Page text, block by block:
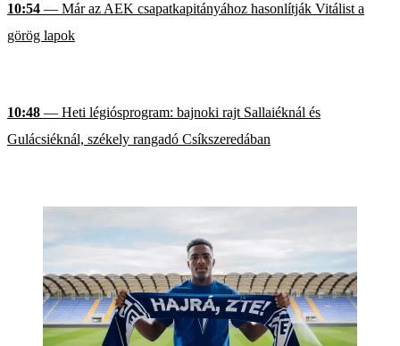
10:54 — Már az AEK csapatkapitányához hasonlítják Vitálist a
görög lapok
10:48 — Heti légiósprogram: bajnoki rajt Sallaiéknál és
Gulácsiéknál, székely rangadó Csíkszeredában